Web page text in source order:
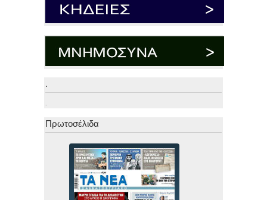
.
.
Πρωτοσέλιδα